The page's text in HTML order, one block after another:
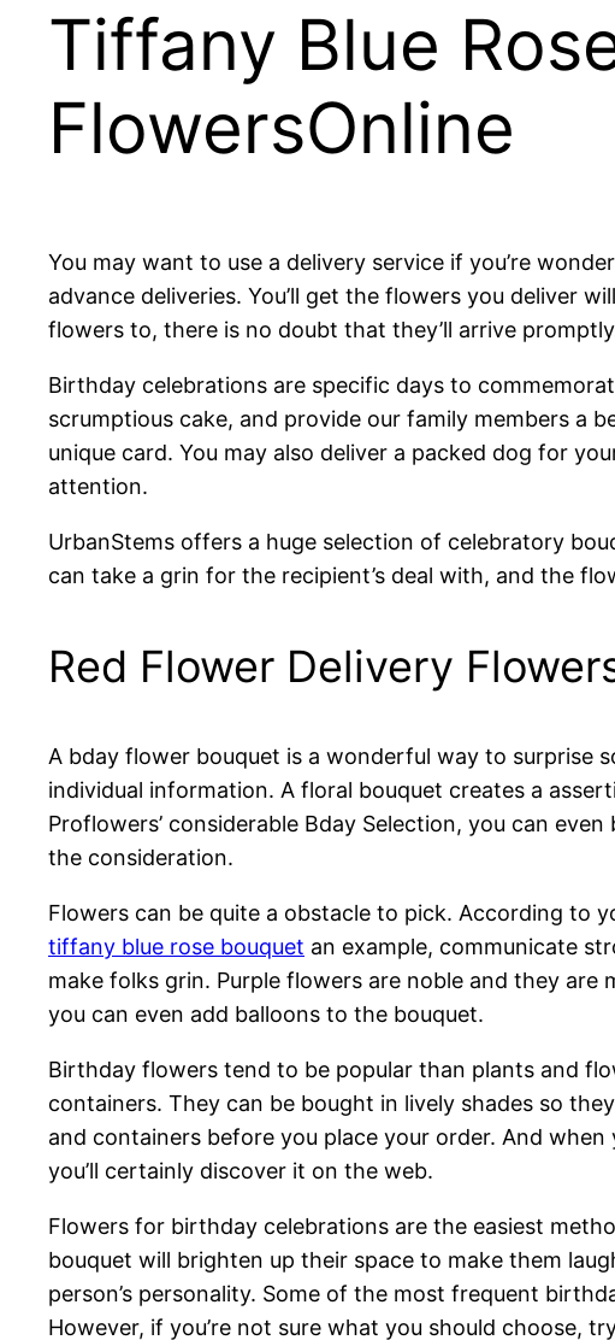
Tiffany Blue
FlowersOnline
You may want to use a delivery service if you’re
advance deliveries. You’ll get the flowers you deliver
flowers to, there is no doubt that they’ll arrive
Birthday celebrations are specific days to
scrumptious cake, and provide our family members a
unique card. You may also deliver a packed dog for
attention.
UrbanStems offers a huge selection of celebratory
can take a grin for the recipient’s deal with, and the
Red Flower Delivery
A bday flower bouquet is a wonderful way to surprise
individual information. A floral bouquet creates a
Proflowers’ considerable Bday Selection, you can
the consideration.
Flowers can be quite a obstacle to pick. According to
tiffany blue rose bouquet an example, communicate
make folks grin. Purple flowers are noble and they
you can even add balloons to the bouquet.
Birthday flowers tend to be popular than plants and
containers. They can be bought in lively shades so
and containers before you place your order. And
you’ll certainly discover it on the web.
Flowers for birthday celebrations are the easiest
bouquet will brighten up their space to make them
person’s personality. Some of the most frequent
However, if you’re not sure what you should choose,